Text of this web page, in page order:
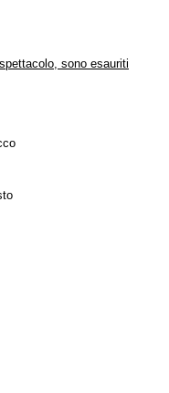
sono esauriti